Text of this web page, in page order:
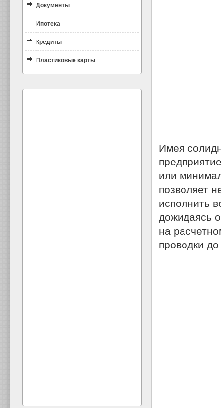
Документы
Ипотека
Кредиты
Пластиковые карты
Имея
или
позволяет
исполнить
дожидаясь
на
проводки